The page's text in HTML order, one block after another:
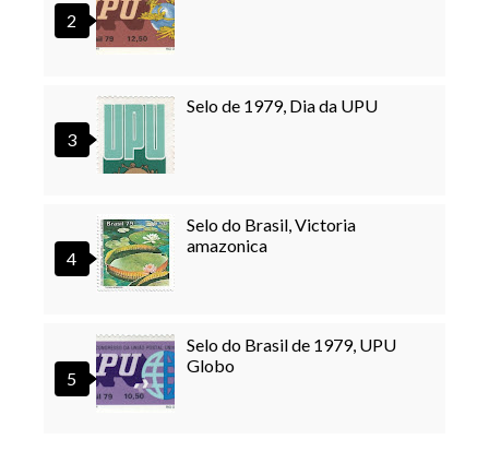
Selo de 1979, Dia da UPU
Selo do Brasil, Victoria
amazonica
Selo do Brasil de 1979, UPU
Globo